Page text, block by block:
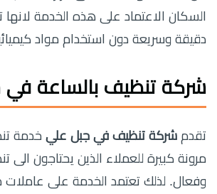
السكان الاعتماد على هذه الخدمة
دقيقة وسريعة دون استخدام مواد
شركة تنظيف بالساعة في
تقدم شركة تنظيف في جبل علي خدمة
مرونة كبيرة للعملاء الذين يحتاجون الى
وفعال. لذلك تعتمد الخدمة على عاملات